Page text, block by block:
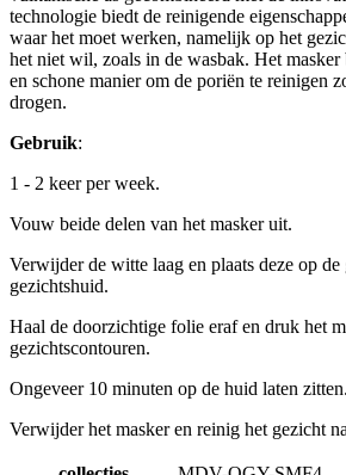
technologie biedt de reinigende
waar het moet werken, namelijk op het
het niet wil, zoals in de wasbak. Het masker
en schone manier om de poriën te reinigen
drogen.
Gebruik:
1 - 2 keer per week.
Vouw beide delen van het masker uit.
Verwijder de witte laag en plaats deze op de
gezichtshuid.
Haal de doorzichtige folie eraf en druk het
gezichtscontouren.
Ongeveer 10 minuten op de huid laten zitten.
Verwijder het masker en reinig het gezicht